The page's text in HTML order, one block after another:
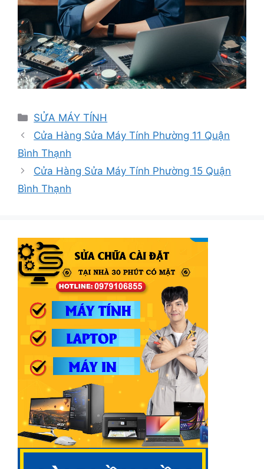
Danh
mục
SỬA MÁY TÍNH
Cửa Hàng Sửa Máy Tính Phường 11 Quận
Bình Thạnh
Cửa Hàng Sửa Máy Tính Phường 15 Quận
Bình Thạnh